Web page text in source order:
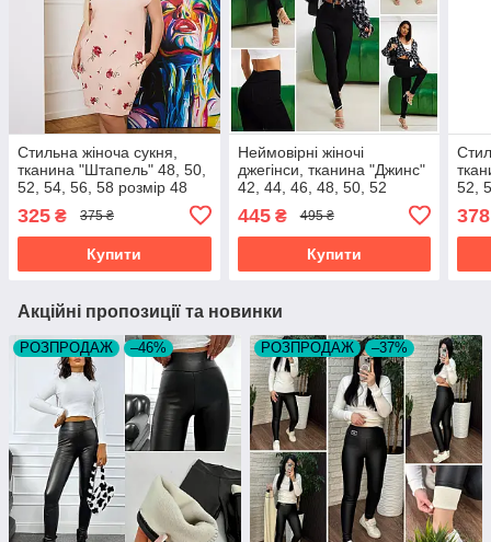
Стильна жіноча сукня,
тканина "Штапель" 48, 50,
52, 54, 56, 58 розмір 48
325 ₴ 375 ₴
Купити
Неймовірні жіночі
джегінси, тканина "Джинс"
42, 44, 46, 48, 50, 52
445₴ 495 ₴
Купити
52,
378
Акційні пропозиції та новинки
РОЗПРОДАЖ –46% РОЗПРОДАЖ –37%